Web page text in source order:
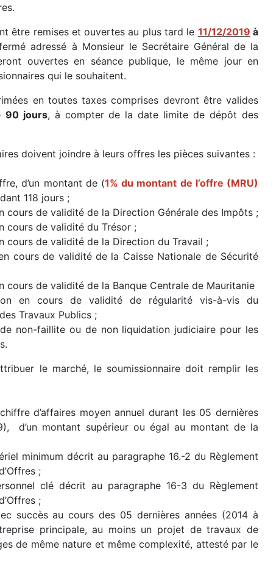
être remises et ouvertes au plus tard le 11/12/2019 à
adressé à Monsieur le Secrétaire Général de la
ouvertes en séance publique, le même jour en
qui le souhaitent.
en toutes taxes comprises devront être valides
90 jours, à compter de la date limite de dépôt des
doivent joindre à leurs offres les pièces suivantes :
d’un montant de (1% du montant de l’offre (MRU)
118 jours ;
de validité de la Direction Générale des Impôts ;
de validité du Trésor ;
de validité de la Direction du Travail ;
cours de validité de la Caisse Nationale de Sécurité
de validité de la Banque Centrale de Mauritanie
cours de validité de régularité vis-à-vis du
Travaux Publics ;
non-faillite ou de non liquidation judiciaire pour les
le marché, le soumissionnaire doit remplir les
d’affaires moyen annuel durant les 05 dernières
d’un montant supérieur ou égal au montant de la
minimum décrit au paragraphe 16.-2 du Règlement
;
clé décrit au paragraphe 16-3 du Règlement
;
succès au cours des 05 dernières années (2014 à
principale, au moins un projet de travaux de
de même nature et même complexité, attesté par le